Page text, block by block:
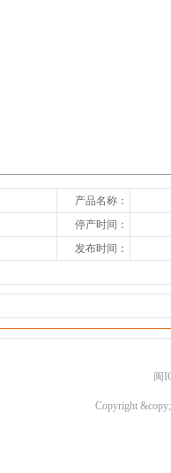
产品名称：
停产时间：
发布时间：
闽
Copyright